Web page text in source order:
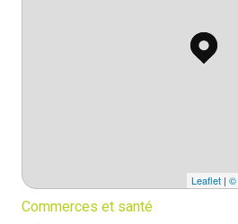
Leaflet | ©
Commerces et santé